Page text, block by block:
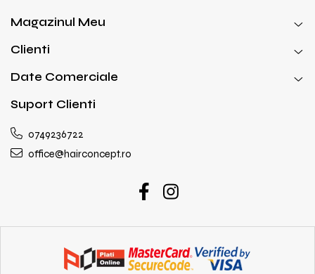
Magazinul Meu
Clienti
Date Comerciale
Suport Clienti
0749236722
office@hairconcept.ro